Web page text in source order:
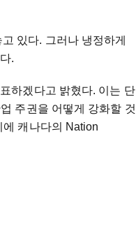
있다. 그러나 냉정하게
.
하겠다고 밝혔다. 이는 단
주권을 어떻게 강화할 것
캐나다의 Nation